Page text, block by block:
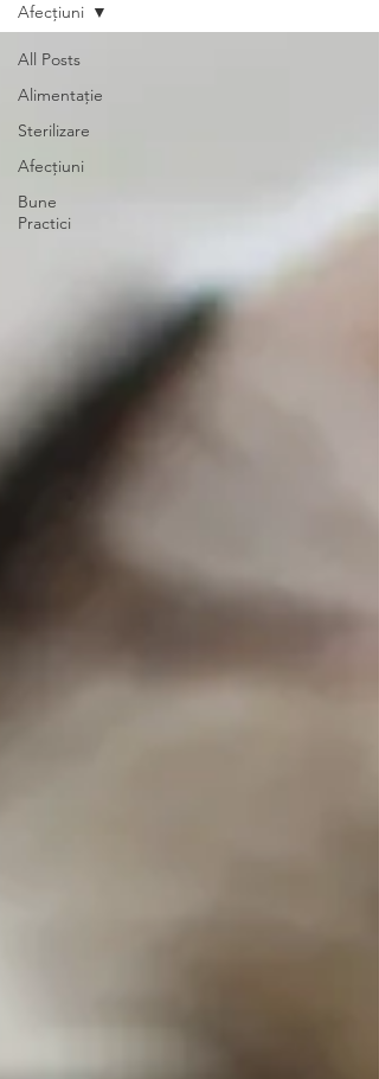
All Posts
Alimentație
Sterilizare
Afecțiuni
Bune
Practici
Afecțiuni